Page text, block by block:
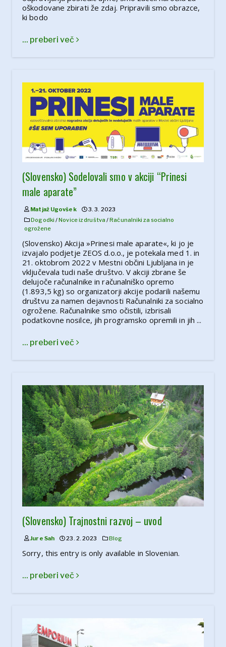
oškodovane zbirati že zdaj. Pripravili smo obrazce,
ki bodo
... preberi več
(Slovensko) Sodelovali smo v akciji “Prinesi
male aparate”
Matjaž Ugovšek
3. 3. 2023
Dogodki /Novice iz društva /Računalniki za socialno
ogrožene
(Slovensko) Akcija »Prinesi male aparate«, ki jo je
izvajalo podjetje ZEOS d.o.o., je potekala med 1. in
21. oktobrom 2022 v Mestni občini Ljubljana in je
vključevala tudi naše društvo. V akciji zbrane še
delujoče računalnike in računalniško opremo
(1.893,5 kg) so organizatorji akcije podarili našemu
društvu za namen dejavnosti Računalniki za socialno
ogrožene. Računalnike smo očistili, izbrisali
podatkovne nosilce, jih programsko opremili in jih ...
... preberi več
(Slovensko) Trajnostni razvoj – uvod
Jure Sah 23. 2. 2023 Blog
Sorry, this entry is only available in Slovenian.
... preberi več